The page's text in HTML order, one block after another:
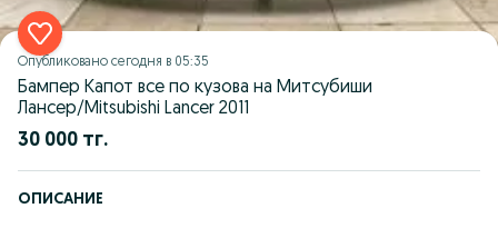
Опубликовано сегодня в 05:35
Бампер Капот все по кузова на Митсубиши
Лансер/Mitsubishi Lancer 2011
30 000 тг.
ОПИСАНИЕ